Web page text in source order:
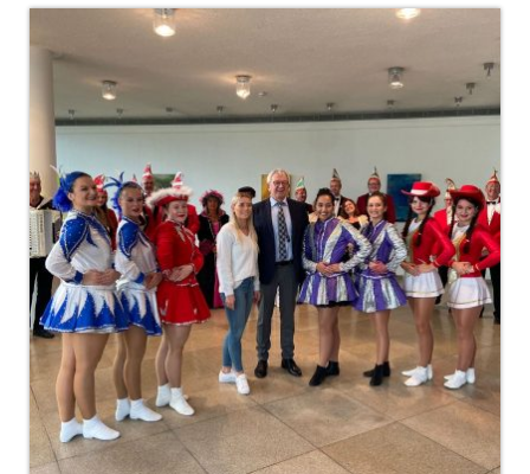
# Session 2016/2017
MCC Gala 2017
Rathaussturm 2017
Faschingseröffnung 2016/2017
Herbsttagung des Fastnachtsverband
Franken in Memmelsdorf
# Session 2015/2016
MCC Gala 2016
Faschingseröffnung 2015/2016
# Session 2014/2015